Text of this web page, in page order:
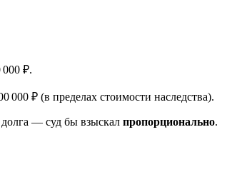
000 ₽.
000 ₽ (в пределах стоимости наследства).
— суд бы взыскал пропорционально.